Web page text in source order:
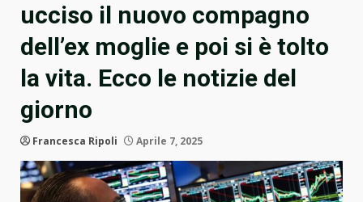
ucciso il nuovo compagno
dell’ex moglie e poi si è tolto
la vita. Ecco le notizie del
giorno
Francesca Ripoli Aprile 7, 2025